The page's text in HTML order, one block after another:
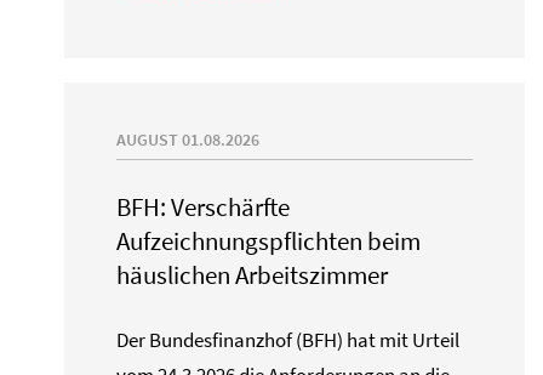
AUGUST 01.08.2026
BFH: Verschärfte
Aufzeichnungspflichten beim
häuslichen Arbeitszimmer
Der Bundesfinanzhof (BFH) hat mit Urteil